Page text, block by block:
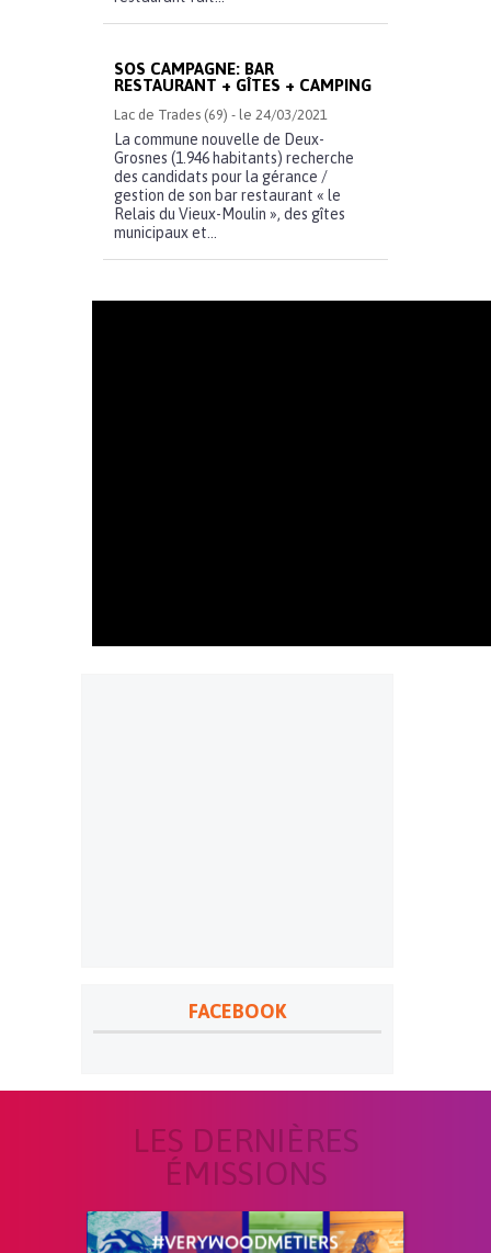
SOS CAMPAGNE: BAR
RESTAURANT + GÎTES + CAMPING
Lac de Trades (69) - le 24/03/2021
La commune nouvelle de Deux-
Grosnes (1.946 habitants) recherche
des candidats pour la gérance /
gestion de son bar restaurant « le
Relais du Vieux-Moulin », des gîtes
municipaux et...
FACEBOOK
LES DERNIÈRES
ÉMISSIONS